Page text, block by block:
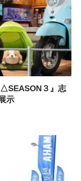
△SEASON３』志
示